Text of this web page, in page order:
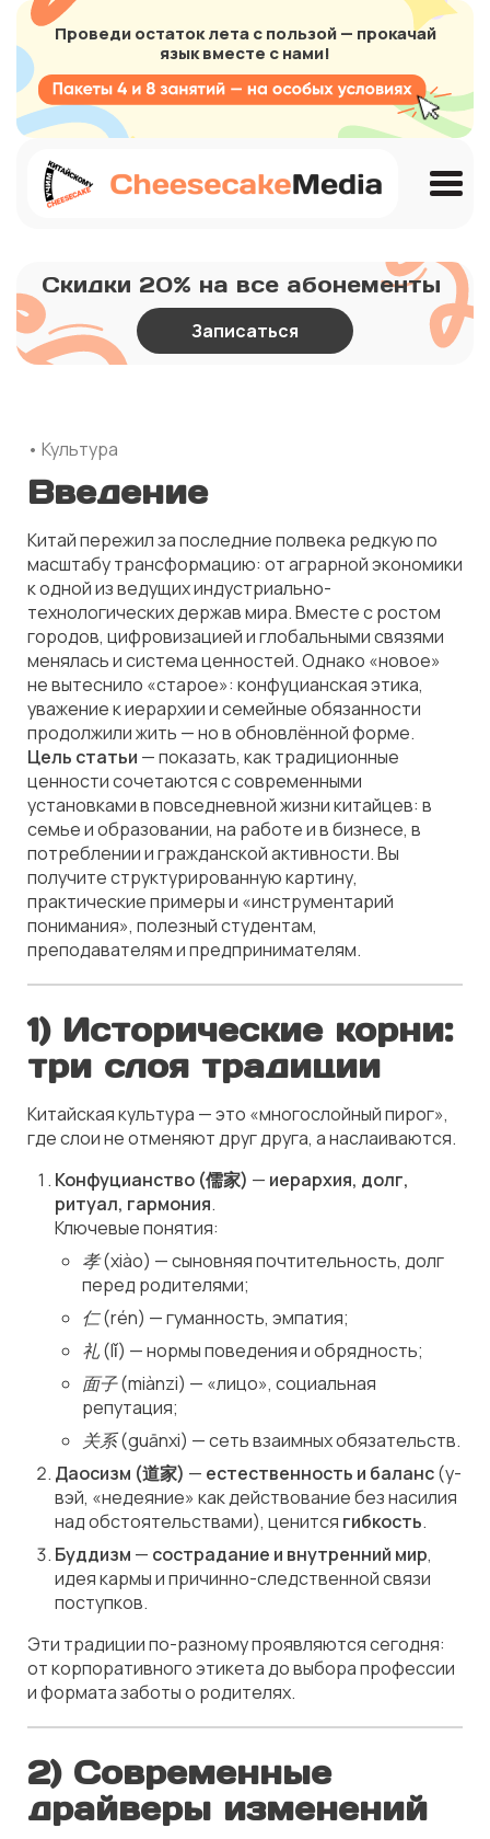
Проведи остаток лета с пользой — прокачай
язык вместе с нами!
Скидки 20% на все абонементы
Записаться
• Культура
Введение
Китай пережил за последние полвека редкую по
масштабу трансформацию: от аграрной экономики
к одной из ведущих индустриально-
технологических держав мира. Вместе с ростом
городов, цифровизацией и глобальными связями
менялась и система ценностей. Однако «новое»
не вытеснило «старое»: конфуцианская этика,
уважение к иерархии и семейные обязанности
продолжили жить — но в обновлённой форме.
Цель статьи — показать, как традиционные
ценности сочетаются с современными
установками в повседневной жизни китайцев: в
семье и образовании, на работе и в бизнесе, в
потреблении и гражданской активности. Вы
получите структурированную картину,
практические примеры и «инструментарий
понимания», полезный студентам,
преподавателям и предпринимателям.
1) Исторические корни:
три слоя традиции
Китайская культура — это «многослойный пирог»,
где слои не отменяют друг друга, а наслаиваются.
Конфуцианство (儒家) — иерархия, долг,
ритуал, гармония.
Ключевые понятия:
孝(xiào) — сыновняя почтительность, долг
перед родителями;
仁(rén) — гуманность, эмпатия;
礼(lǐ) — нормы поведения и обрядность;
面子(miànzi) — «лицо», социальная
репутация;
关系(guānxi) — сеть взаимных обязательств.
Даосизм (道家) — естественность и баланс(у-
вэй, «недеяние» как действование без насилия
над обстоятельствами), ценится гибкость.
Буддизм — сострадание и внутренний мир,
идея кармы и причинно-следственной связи
поступков.
Эти традиции по-разному проявляются сегодня:
от корпоративного этикета до выбора профессии
и формата заботы о родителях.
2) Современные
драйверы изменений